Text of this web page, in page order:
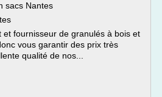
sacs Nantes
et fournisseur de granulés à bois et
vous garantir des prix très
qualité de nos...